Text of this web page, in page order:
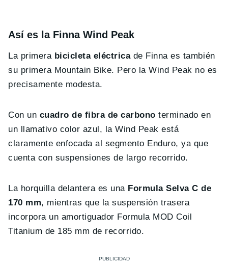
Así es la Finna Wind Peak
La primera bicicleta eléctricade Finna es también
su primera Mountain Bike. Pero la Wind Peak no es
precisamente modesta.
Con un cuadro de fibra de carbono terminado en
un llamativo color azul, la Wind Peak está
claramente enfocada al segmento Enduro, ya que
cuenta con suspensiones de largo recorrido.
La horquilla delantera es una Formula Selva C de
170 mm, mientras que la suspensión trasera
incorpora un amortiguador Formula MOD Coil
Titanium de 185 mm de recorrido.